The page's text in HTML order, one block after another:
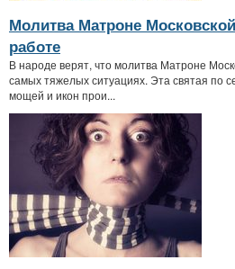
Молитва Матроне
работе
В народе верят, что молитва Матроне
самых тяжелых ситуациях. Эта святая по
мощей и икон прои...